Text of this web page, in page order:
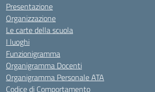
Presentazione
Organizzazione
Le carte della scuola
I luoghi
Funzionigramma
Organigramma Docenti
Organigramma Personale ATA
Codice di Comportamento